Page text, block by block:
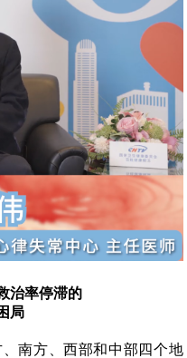
治率停滞的
局
南方、西部和中部四个地